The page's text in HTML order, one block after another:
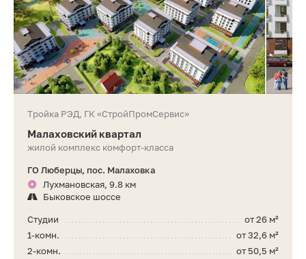
Тройка РЭД, ГК «СтройПромСервис»
Малаховский квартал
жилой комплекс комфорт-класса
ГО Люберцы, пос. Малаховка
Лухмановская, 9.8 км
Быковское шоссе
от 26 м²
Студии
от 32,6 м²
1-комн.
от 50,5 м²
2-комн.